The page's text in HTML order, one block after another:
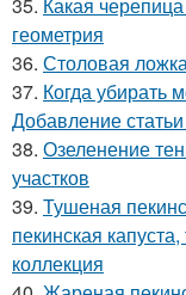
35. Какая
геометрия
36. Столовая
37. Когда убирать
Добавление
38. Озеленение
участков
39. Тушеная
пекинская
коллекция